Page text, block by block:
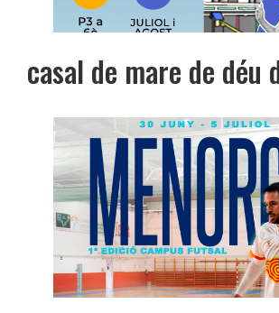
casal de mare de déu